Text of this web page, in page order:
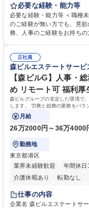
します。 ＜具体的には＞ ・総務/人事労務（給与・社保・勤怠管理など）
・採用・教育研修 ・福利厚
採用や教育等の業務内容に
出張もございます。 ※担当
必要な経験・能力等
必要な経験・能力等 ＜職種
のご経験が無い方でも、意
務、人事のご経験をお持ちの方（業界不問） ■
正社員
森ビルエステートサービ
【森ビルG】人事・
め リモート可 福利厚
森ビルグループの安定した環境で
します。 労務と総務の業務をバラ
にも挑戦できる、やりがいある環境
月給
26万2000円～36万4000
勤務地
東京都港区
業界未経験歓迎
年間休日
介護休暇あり
転勤なし
経験者歓迎
完全週休2日制
交通費支
仕事の内容
企業名 森ビルエステートサービス株式会社 求人